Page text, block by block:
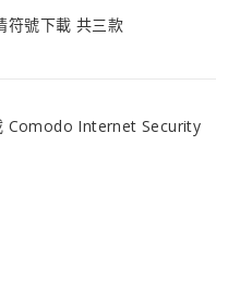
符號下載 共三款
Comodo Internet Security